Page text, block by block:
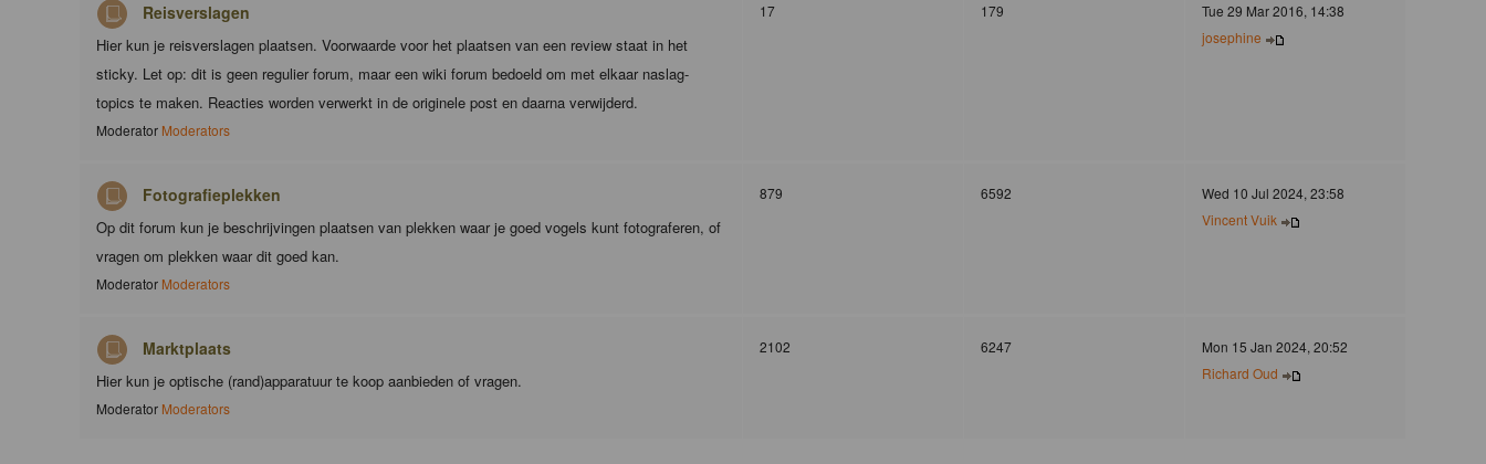
Reisverslagen
Hier kun je reisverslagen plaatsen. Voorwaarde voor het plaatsen van een review staat in het
sticky. Let op: dit is geen regulier forum, maar een wiki forum bedoeld om met elkaar naslag-
topics te maken. Reacties worden verwerkt in de originele post en daarna verwijderd.
Moderator Moderators
17 179
Tue 29 Mar 2016, 14:38
josephine
Fotografieplekken
Op dit forum kun je beschrijvingen plaatsen van plekken waar je goed vogels kunt fotograferen, of
vragen om plekken waar dit goed kan.
Moderator Moderators
879 6592
Wed 10 Jul 2024, 23:58
Vincent Vuik
Marktplaats
Hier kun je optische (rand)apparatuur te koop aanbieden of vragen.
Moderator Moderators
2102 6247
Mon 15 Jan 2024, 20:52
Richard Oud